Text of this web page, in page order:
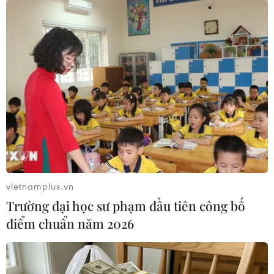
Những kênh đi ngược lại với chính sách chống
phát ngôn thù hận của YouTube sẽ bị đình chỉ
hoạt động khỏi chương trình Đối tác YouTube,
đồng nghĩa với việc họ không thể chạy quảng
cáo hay sử dụng các tính năng kiếm tiền khác.
YouTube cũng không tiết lộ tên của các nhóm
hay kênh nào sẽ bị cấm./.
(TTXVN/Vietnam+)
vietnamplus.vn
Trường đại học sư phạm đầu tiên công bố
điểm chuẩn năm 2026